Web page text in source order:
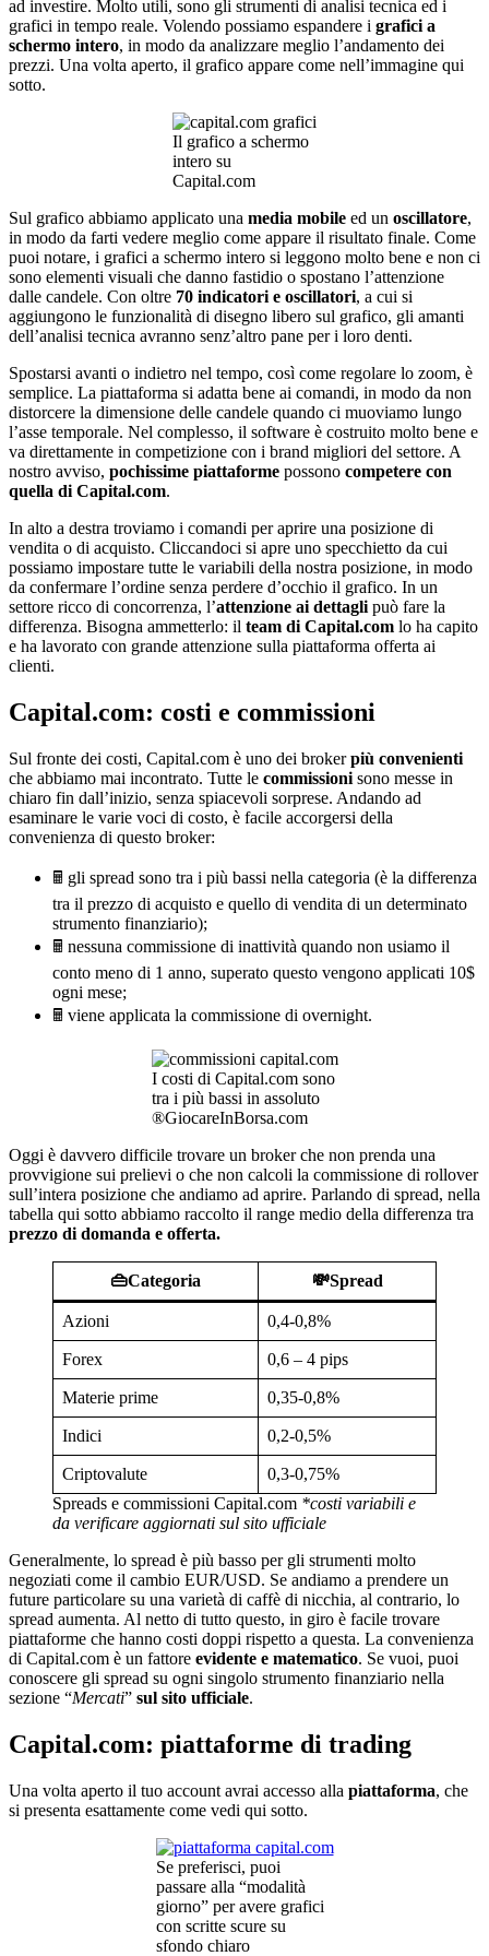
ad investire. Molto utili, sono gli strumenti di analisi tecnica ed i
grafici in tempo reale. Volendo possiamo espandere i grafici a
schermo intero, in modo da analizzare meglio l’andamento dei
prezzi. Una volta aperto, il grafico appare come nell’immagine qui
sotto.
Il grafico a schermo
intero su
Capital.com
Sul grafico abbiamo applicato una media mobile ed un oscillatore,
in modo da farti vedere meglio come appare il risultato finale. Come
puoi notare, i grafici a schermo intero si leggono molto bene e non ci
sono elementi visuali che danno fastidio o spostano l’attenzione
dalle candele. Con oltre 70 indicatori e oscillatori, a cui si
aggiungono le funzionalità di disegno libero sul grafico, gli amanti
dell’analisi tecnica avranno senz’altro pane per i loro denti.
Spostarsi avanti o indietro nel tempo, così come regolare lo zoom, è
semplice. La piattaforma si adatta bene ai comandi, in modo da non
distorcere la dimensione delle candele quando ci muoviamo lungo
l’asse temporale. Nel complesso, il software è costruito molto bene e
va direttamente in competizione con i brand migliori del settore. A
nostro avviso, pochissime piattaforme possono competere con
quella di Capital.com.
In alto a destra troviamo i comandi per aprire una posizione di
vendita o di acquisto. Cliccandoci si apre uno specchietto da cui
possiamo impostare tutte le variabili della nostra posizione, in modo
da confermare l’ordine senza perdere d’occhio il grafico. In un
settore ricco di concorrenza, l’attenzione ai dettagli può fare la
differenza. Bisogna ammetterlo: il team di Capital.com lo ha capito
e ha lavorato con grande attenzione sulla piattaforma offerta ai
clienti.
Capital.com: costi e commissioni
Sul fronte dei costi, Capital.com è uno dei brokerpiù convenienti
che abbiamo mai incontrato. Tutte le commissioni sono messe in
chiaro fin dall’inizio, senza spiacevoli sorprese. Andando ad
esaminare le varie voci di costo, è facile accorgersi della
convenienza di questo broker:
🖩 gli spread sono tra i più bassi nella categoria (è la differenza
tra il prezzo di acquisto e quello di vendita di un determinato
strumento finanziario);
🖩 nessuna commissione di inattività quando non usiamo il
conto meno di 1 anno, superato questo vengono applicati 10$
ogni mese;
🖩 viene applicata la commissione di overnight.
I costi di Capital.com sono
tra i più bassi in assoluto
®GiocareInBorsa.com
Oggi è davvero difficile trovare un broker che non prenda una
provvigione sui prelievi o che non calcoli la commissione di rollover
sull’intera posizione che andiamo ad aprire. Parlando di spread, nella
tabella qui sotto abbiamo raccolto il range medio della differenza tra
prezzo di domanda e offerta.
👜Categoria 💸Spread
Azioni 0,4-0,8%
Forex 0,6 – 4 pips
Materie prime 0,35-0,8%
Indici 0,2-0,5%
Criptovalute
0,3-0,75%
Spreads e commissioni Capital.com *costi variabili e
da verificare aggiornati sul sito ufficiale
Generalmente, lo spread è più basso per gli strumenti molto
negoziati come il cambio EUR/USD. Se andiamo a prendere un
future particolare su una varietà di caffè di nicchia, al contrario, lo
spread aumenta. Al netto di tutto questo, in giro è facile trovare
piattaforme che hanno costi doppi rispetto a questa. La convenienza
di Capital.com è un fattore evidente e matematico. Se vuoi, puoi
conoscere gli spread su ogni singolo strumento finanziario nella
sezione “Mercati” sul sito ufficiale.
Capital.com: piattaforme di trading
Una volta aperto il tuo account avrai accesso alla piattaforma, che
si presenta esattamente come vedi qui sotto.
Se preferisci, puoi
passare alla “modalità
giorno” per avere grafici
con scritte scure su
sfondo chiaro